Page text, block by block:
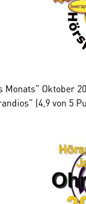
Oktober
(4,9 von 5